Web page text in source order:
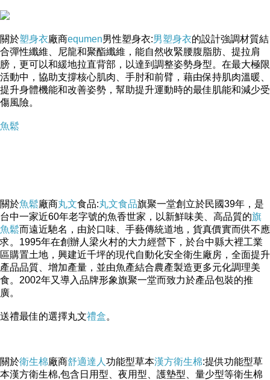
關於塑身衣廠商equmen男性塑身衣:男塑身衣的設計強調材質結
合彈性纖維、尼龍和聚酯纖維，能自然收緊腰腹脂肪、提拉肩
膀，更可以和緩地拉直背部，以達到調整姿勢身型。在最大極限
活動中，協助支撐核心肌肉、手肘和前臂，藉由保持肌肉溫暖、
提升身體機能和改善姿勢，幫助提升運動時的最佳肌能和減少受
傷風險。
魚鬆
關於魚鬆廠商丸文食品:丸文食品旗聚一堂創立於民國39年，是
台中一家近60年老字號的魚香世家，以新鮮味美、高品質的旗
魚鬆而遠近馳名，由於口味、手藝傳統道地，貨真價實而供不應
求。1995年在創辦人梁火村的大力經營下，於台中縣大裡工業
區購置土地，興建近千坪的現代自動化安全衛生廠房，全面提升
產品品質、增加產量，並由魚產結合農產製造更多元化調理美
食。2002年又導入品牌形象旗聚一堂而致力於產品包裝的推
廣。
送禮最佳的選擇丸文禮盒。
關於衛生棉廠商舒適達人 功能型草本漢方衛生棉:提供功能型草
本漢方衛生棉,包含日用型、夜用型、護墊型、量少型等衛生棉